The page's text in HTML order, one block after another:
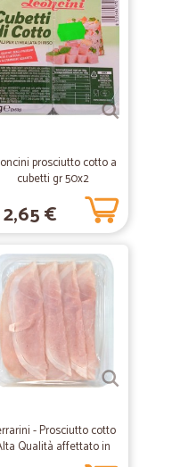
25/04/2020
il servizio è molto
pecca riscontrata è
ma problema da
12/11/2019
il corriere, un pacco era
controllato , invece
compresi alcuni liquori..
ottimo..
10/12/2018
prosciutto cotto a
cubetti gr 50x2
2,65 €
- Prosciutto cotto
Qualità affettato in
vaschetta - gr.100